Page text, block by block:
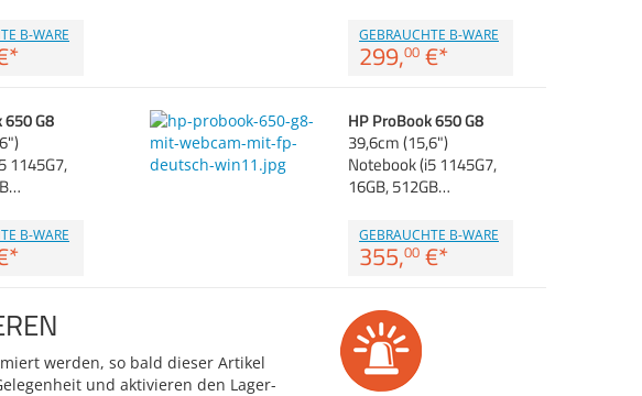
B-WARE
*
GEBRAUCHTE B-WARE
299,00 €*
650 G8
1145G7,
B-WARE
*
HP ProBook 650 G8
39,6cm (15,6")
Notebook (i5 1145G7,
16GB, 512GB…
GEBRAUCHTE B-WARE
355,00 €*
werden, so bald dieser Artikel
und aktivieren den Lager-